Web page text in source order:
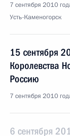
7 сентября 2010
Усть-Каменогорск
15 сентября
Королевства
Россию
7 сентября 2010
6 сентября